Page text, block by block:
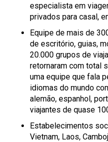
especialista em
privados para casal,
Equipe de mais de
de escritório, guias,
20.000 grupos de
retornaram com total
uma equipe que fala
idiomas do mundo
alemão, espanhol,
viajantes de quase
Estabelecimentos
Vietnam, Laos,